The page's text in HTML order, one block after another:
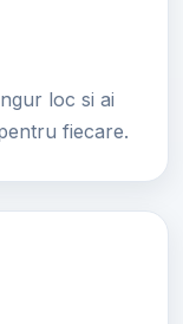
loc si ai
fiecare.